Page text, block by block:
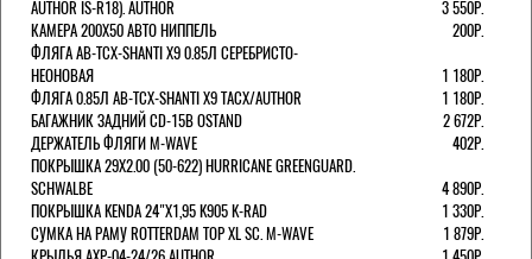
AUTHOR IS-R18). AUTHOR
3 550Р.
КАМЕРА 200Х50 АВТО НИППЕЛЬ
200Р.
ФЛЯГА AB-TCX-SHANTI X9 0.85Л СЕРЕБРИСТО-
НЕОНОВАЯ
1 180Р.
ФЛЯГА 0.85Л AB-TCX-SHANTI X9 TACX/AUTHOR
1 180Р.
БАГАЖНИК ЗАДНИЙ CD-15B OSTAND
2 672Р.
ДЕРЖАТЕЛЬ ФЛЯГИ M-WAVE
402Р.
ПОКРЫШКА 29X2.00 (50-622) HURRICANE GREENGUARD.
SCHWALBE
4 890Р.
ПОКРЫШКА KENDA 24"Х1,95 K905 K-RAD
1 330Р.
СУМКА НА РАМУ ROTTERDAM TOP XL SC. M-WAVE
1 879Р.